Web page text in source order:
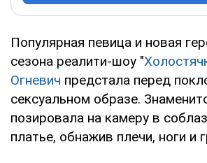
Популярная певица и новая
сезона реалити-шоу "
Огневич предстала перед
сексуальном образе.
позировала на камеру в
платье, обнажив плечи, ноги и